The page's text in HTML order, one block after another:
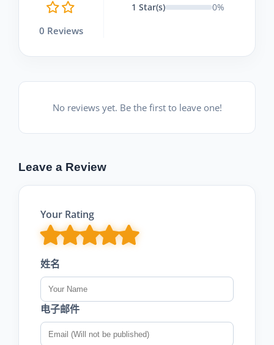
0 Reviews
1 Star(s)
0%
No reviews yet. Be the first to leave one!
Leave a Review
Your Rating
姓名
电子邮件